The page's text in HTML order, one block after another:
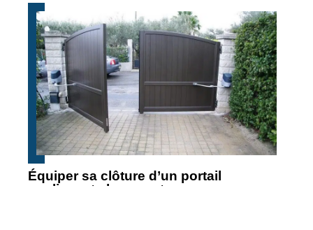
Équiper sa clôture d’un portail
coulissant : les avantages